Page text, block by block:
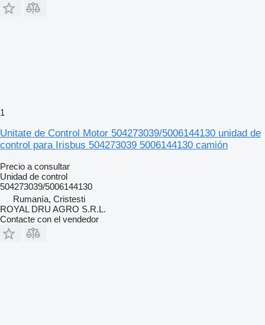
1
Unitate de Control Motor 504273039/5006144130 unidad de
control para Irisbus 504273039 5006144130 camión
Precio a consultar
Unidad de control
504273039/5006144130
Rumanía, Cristesti
ROYAL DRU AGRO S.R.L.
Contacte con el vendedor